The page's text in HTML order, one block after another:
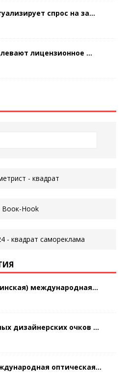
спрос на за...
лицензионное ...
международная...
дизайнерских очков ...
оптическая...